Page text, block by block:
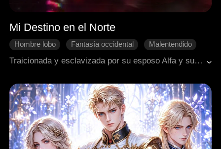
Mi Destino en el Norte
Hombre lobo Fantasía occidental
Malentendido
Traicionada y esclavizada por su esposo Alfa y su familia, una Omega es exiliada con el corazón destrozado. Sin embargo, en el gélido Norte le espera un nuevo compañero, un nuevo destino y una corona.